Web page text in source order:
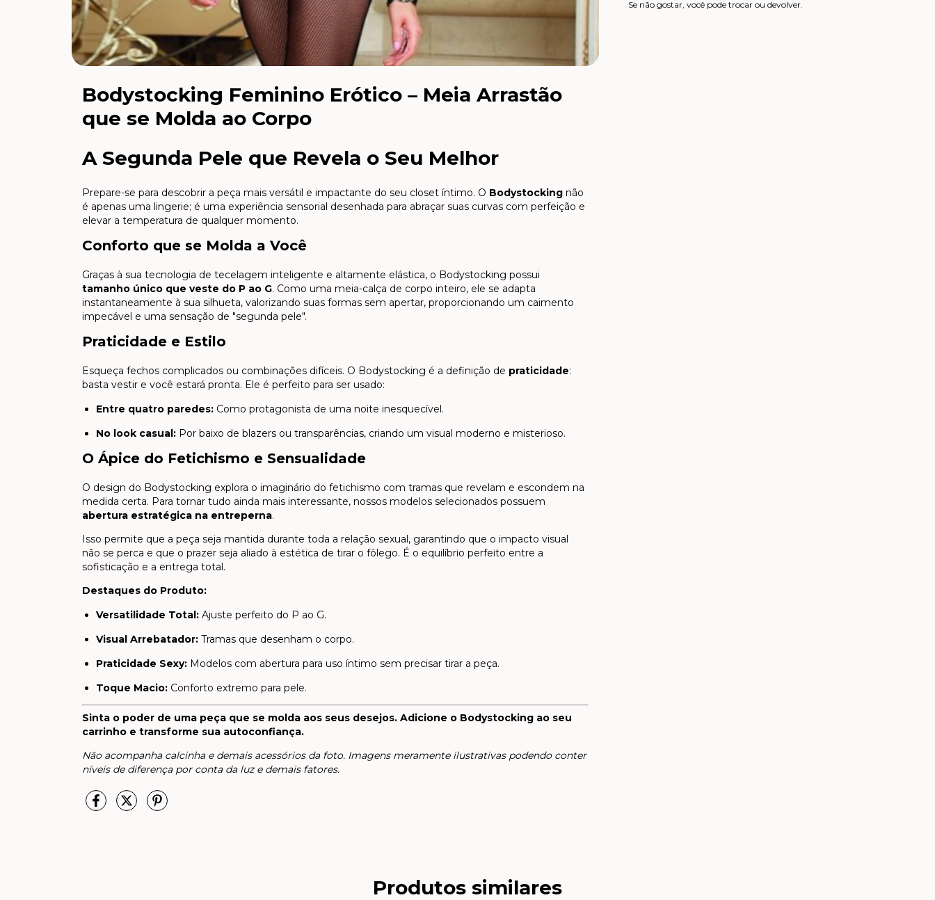
Bodystocking Feminino Erótico – Meia Arrastão
que se Molda ao Corpo
A Segunda Pele que Revela o Seu Melhor
Prepare-se para descobrir a peça mais versátil e impactante do seu closet íntimo. O Bodystocking não
é apenas uma lingerie; é uma experiência sensorial desenhada para abraçar suas curvas com perfeição e
elevar a temperatura de qualquer momento.
Conforto que se Molda a Você
Graças à sua tecnologia de tecelagem inteligente e altamente elástica, o Bodystocking possui
tamanho único que veste do P ao G. Como uma meia-calça de corpo inteiro, ele se adapta
instantaneamente à sua silhueta, valorizando suas formas sem apertar, proporcionando um caimento
impecável e uma sensação de "segunda pele".
Praticidade e Estilo
Esqueça fechos complicados ou combinações difíceis. O Bodystocking é a definição de praticidade:
basta vestir e você estará pronta. Ele é perfeito para ser usado:
Entre quatro paredes: Como protagonista de uma noite inesquecível.
No look casual: Por baixo de blazers ou transparências, criando um visual moderno e misterioso.
O Ápice do Fetichismo e Sensualidade
O design do Bodystocking explora o imaginário do fetichismo com tramas que revelam e escondem na
medida certa. Para tornar tudo ainda mais interessante, nossos modelos selecionados possuem
abertura estratégica na entreperna.
Isso permite que a peça seja mantida durante toda a relação sexual, garantindo que o impacto visual
não se perca e que o prazer seja aliado à estética de tirar o fôlego. É o equilíbrio perfeito entre a
sofisticação e a entrega total.
Destaques do Produto:
Versatilidade Total: Ajuste perfeito do P ao G.
Visual Arrebatador: Tramas que desenham o corpo.
Praticidade Sexy: Modelos com abertura para uso íntimo sem precisar tirar a peça.
Toque Macio: Conforto extremo para pele.
Sinta o poder de uma peça que se molda aos seus desejos. Adicione o Bodystocking ao seu
carrinho e transforme sua autoconfiança.
Não acompanha calcinha e demais acessórios da foto. Imagens meramente ilustrativas podendo conter
níveis de diferença por conta da luz e demais fatores.
Se não gostar, você pode trocar ou devolver.
Produtos similares